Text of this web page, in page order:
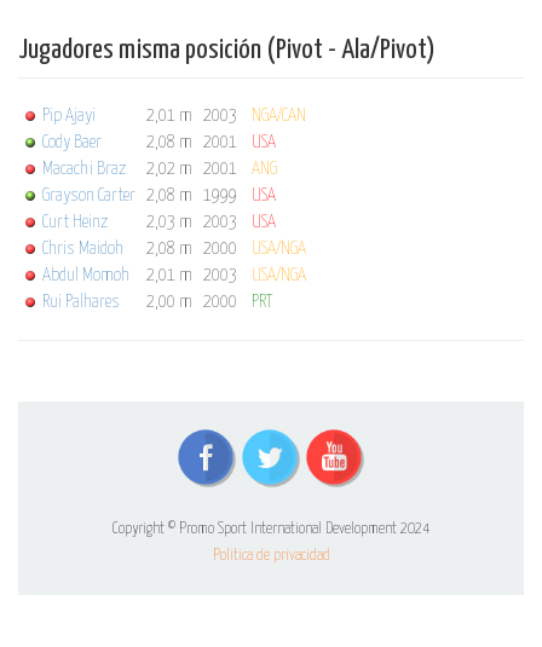
Jugadores misma posición (Pivot - Ala/Pivot)
Pip Ajayi 2,01 m 2003 NGA/CAN
Cody Baer
2,08 m 2001
USA
Macachi Braz
2,02 m 2001 ANG
Grayson Carter
2,08 m 1999
USA
Curt Heinz
2,03 m 2003
USA
Chris Maidoh
2,08 m 2000
USA/NGA
Abdul Momoh
2,01 m 2003
USA/NGA
Rui Palhares
2,00 m 2000 PRT
Copyright © Promo Sport International Development 2024
Politica de privacidad